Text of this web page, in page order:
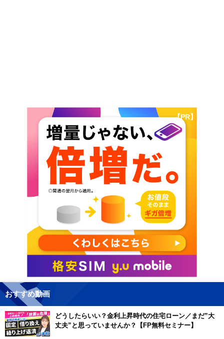
【PR】
おすすめ動画
どうしたらいい？金利上昇時代の住宅ローン／まだ”大
丈夫”と思っていませんか？【FP無料セミナー】